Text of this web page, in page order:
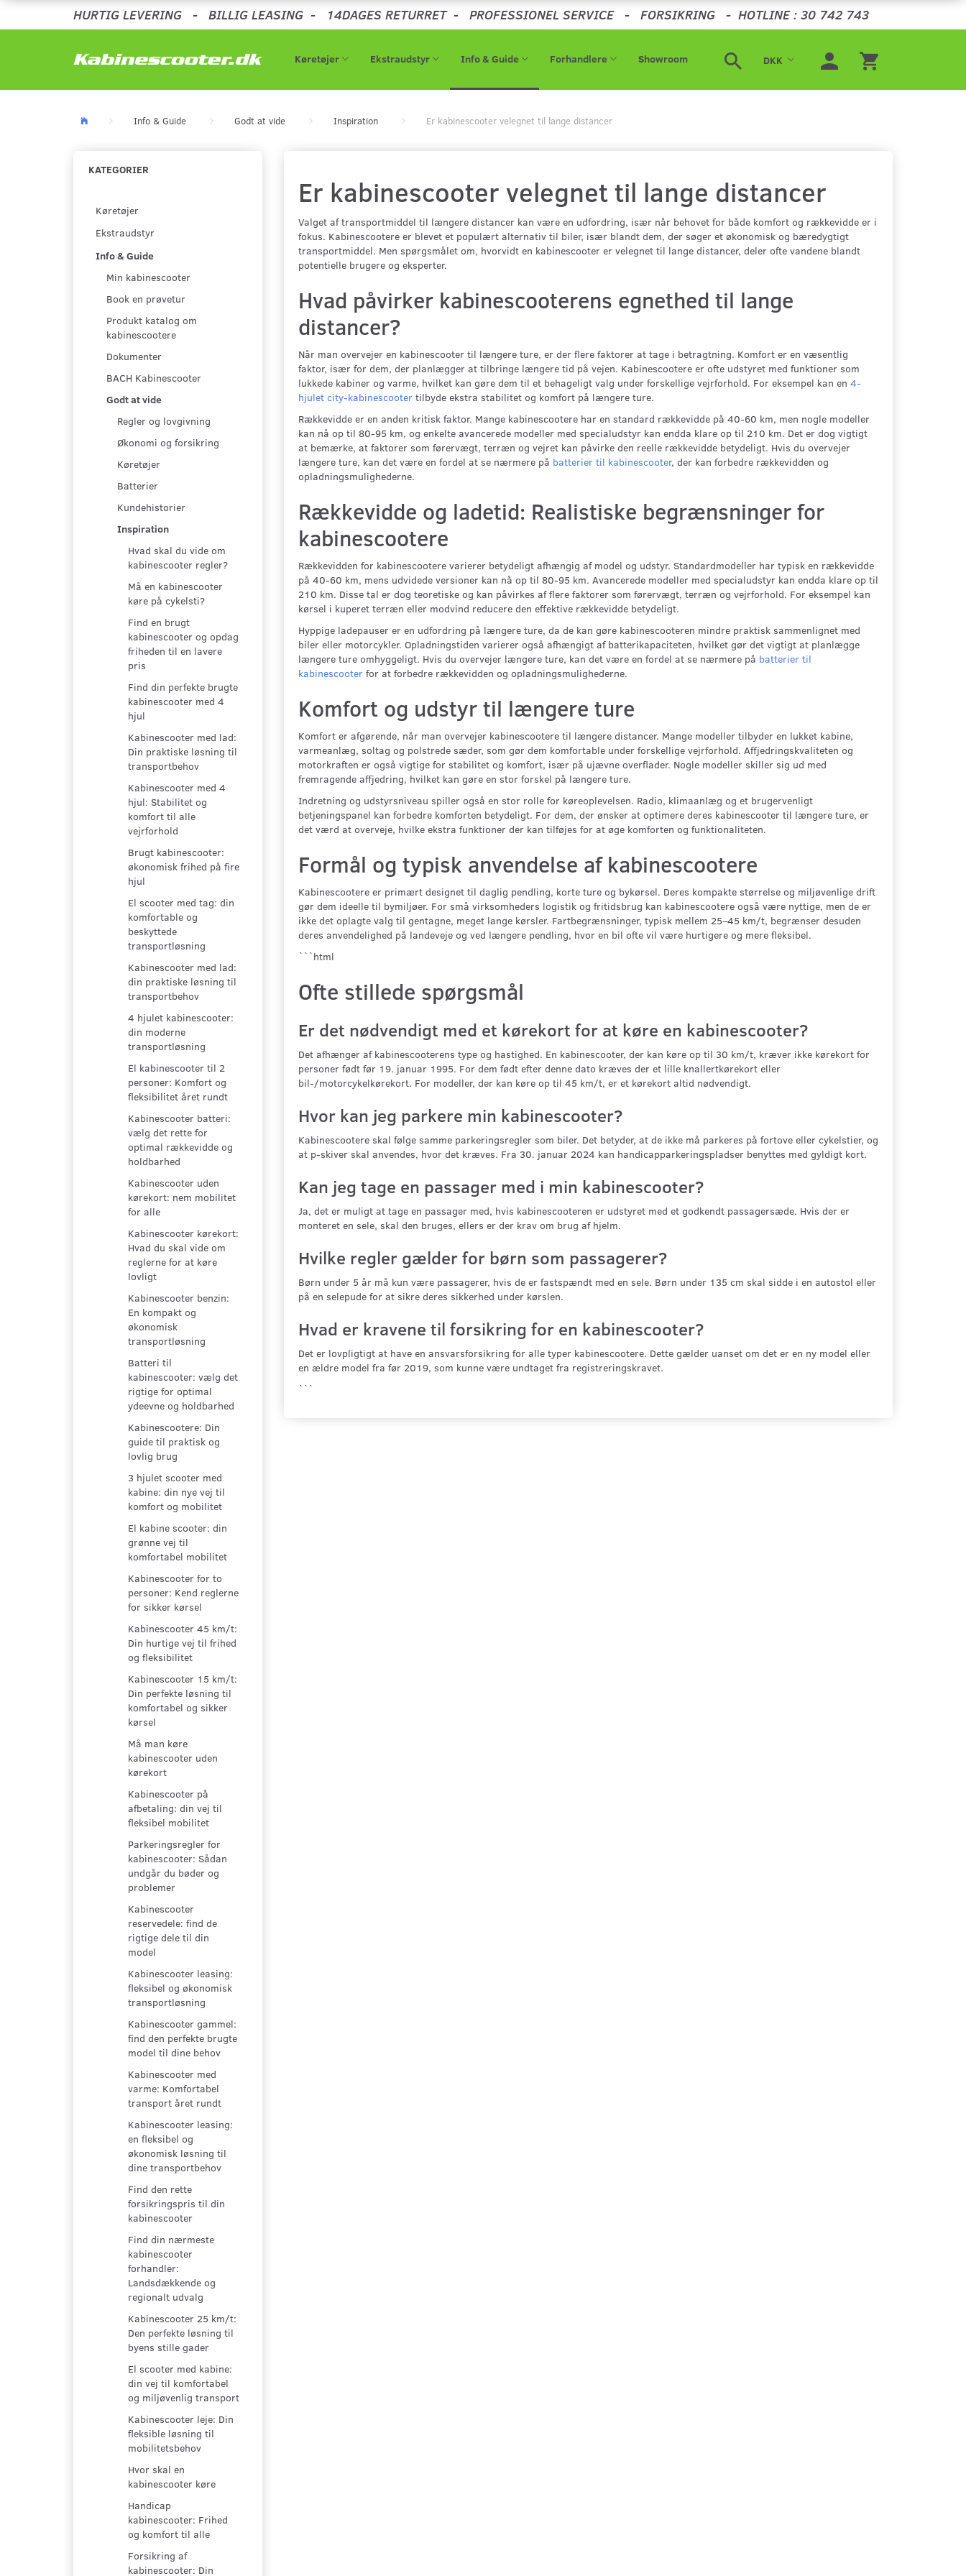
HURTIG LEVERING - BILLIG LEASING - 14DAGES RETURRET- PROFESSIONEL SERVICE- FORSIKRING - HOTLINE : 30 742 743
DKK
Køretøjer Ekstraudstyr Info & Guide Forhandlere Showroom
Info & Guide Godt at vide Inspiration Er kabinescooter velegnet til lange distancer
KATEGORIER
Køretøjer
Ekstraudstyr
Info & Guide
Min kabinescooter
Book en prøvetur
Produkt katalog om
kabinescootere
Dokumenter
BACH Kabinescooter
Godt at vide
Regler og lovgivning
Økonomi og forsikring
Køretøjer
Batterier
Kundehistorier
Inspiration
Hvad skal du vide om
kabinescooter regler?
Må en kabinescooter
køre på cykelsti?
Find en brugt
kabinescooter og opdag
friheden til en lavere
pris
Find din perfekte brugte
kabinescooter med 4
hjul
Kabinescooter med lad:
Din praktiske løsning til
transportbehov
Kabinescooter med 4
hjul: Stabilitet og
komfort til alle
vejrforhold
Brugt kabinescooter:
økonomisk frihed på fire
hjul
El scooter med tag: din
komfortable og
beskyttede
transportløsning
Kabinescooter med lad:
din praktiske løsning til
transportbehov
4 hjulet kabinescooter:
din moderne
transportløsning
El kabinescooter til 2
personer: Komfort og
fleksibilitet året rundt
Kabinescooter batteri:
vælg det rette for
optimal rækkevidde og
holdbarhed
Kabinescooter uden
kørekort: nem mobilitet
for alle
Kabinescooter kørekort:
Hvad du skal vide om
reglerne for at køre
lovligt
Kabinescooter benzin:
En kompakt og
økonomisk
transportløsning
Batteri til
kabinescooter: vælg det
rigtige for optimal
ydeevne og holdbarhed
Kabinescootere: Din
guide til praktisk og
lovlig brug
3 hjulet scooter med
kabine: din nye vej til
komfort og mobilitet
El kabine scooter: din
grønne vej til
komfortabel mobilitet
Kabinescooter for to
personer: Kend reglerne
for sikker kørsel
Kabinescooter 45 km/t:
Din hurtige vej til frihed
og fleksibilitet
Kabinescooter 15 km/t:
Din perfekte løsning til
komfortabel og sikker
kørsel
Må man køre
kabinescooter uden
kørekort
Kabinescooter på
afbetaling: din vej til
fleksibel mobilitet
Parkeringsregler for
kabinescooter: Sådan
undgår du bøder og
problemer
Kabinescooter
reservedele: find de
rigtige dele til din
model
Kabinescooter leasing:
fleksibel og økonomisk
transportløsning
Kabinescooter gammel:
find den perfekte brugte
model til dine behov
Kabinescooter med
varme: Komfortabel
transport året rundt
Kabinescooter leasing:
en fleksibel og
økonomisk løsning til
dine transportbehov
Find den rette
forsikringspris til din
kabinescooter
Find din nærmeste
kabinescooter
forhandler:
Landsdækkende og
regionalt udvalg
Kabinescooter 25 km/t:
Den perfekte løsning til
byens stille gader
El scooter med kabine:
din vej til komfortabel
og miljøvenlig transport
Kabinescooter leje: Din
fleksible løsning til
mobilitetsbehov
Hvor skal en
kabinescooter køre
Handicap
kabinescooter: Frihed
og komfort til alle
Forsikring af
kabinescooter: Din
Er kabinescooter velegnet til lange distancer
Valget af transportmiddel til længere distancer kan være en udfordring, især når behovet for både komfort og rækkevidde er i
fokus. Kabinescootere er blevet et populært alternativ til biler, især blandt dem, der søger et økonomisk og bæredygtigt
transportmiddel. Men spørgsmålet om, hvorvidt en kabinescooter er velegnet til lange distancer, deler ofte vandene blandt
potentielle brugere og eksperter.
Hvad påvirker kabinescooterens egnethed til lange
distancer?
Når man overvejer en kabinescooter til længere ture, er der flere faktorer at tage i betragtning. Komfort er en væsentlig
faktor, især for dem, der planlægger at tilbringe længere tid på vejen. Kabinescootere er ofte udstyret med funktioner som
lukkede kabiner og varme, hvilket kan gøre dem til et behageligt valg under forskellige vejrforhold. For eksempel kan en 4-
hjulet city-kabinescootertilbyde ekstra stabilitet og komfort på længere ture.
Rækkevidde er en anden kritisk faktor. Mange kabinescootere har en standard rækkevidde på 40-60 km, men nogle modeller
kan nå op til 80-95 km, og enkelte avancerede modeller med specialudstyr kan endda klare op til 210 km. Det er dog vigtigt
at bemærke, at faktorer som førervægt, terræn og vejret kan påvirke den reelle rækkevidde betydeligt. Hvis du overvejer
længere ture, kan det være en fordel at se nærmere på batterier til kabinescooter, der kan forbedre rækkevidden og
opladningsmulighederne.
Rækkevidde og ladetid: Realistiske begrænsninger for
kabinescootere
Rækkevidden for kabinescootere varierer betydeligt afhængig af model og udstyr. Standardmodeller har typisk en rækkevidde
på 40-60 km, mens udvidede versioner kan nå op til 80-95 km. Avancerede modeller med specialudstyr kan endda klare op til
210 km. Disse tal er dog teoretiske og kan påvirkes af flere faktorer som førervægt, terræn og vejrforhold. For eksempel kan
kørsel i kuperet terræn eller modvind reducere den effektive rækkevidde betydeligt.
Hyppige ladepauser er en udfordring på længere ture, da de kan gøre kabinescooteren mindre praktisk sammenlignet med
biler eller motorcykler. Opladningstiden varierer også afhængigt af batterikapaciteten, hvilket gør det vigtigt at planlægge
længere ture omhyggeligt. Hvis du overvejer længere ture, kan det være en fordel at se nærmere på batterier til
kabinescooterfor at forbedre rækkevidden og opladningsmulighederne.
Komfort og udstyr til længere ture
Komfort er afgørende, når man overvejer kabinescootere til længere distancer. Mange modeller tilbyder en lukket kabine,
varmeanlæg, soltag og polstrede sæder, som gør dem komfortable under forskellige vejrforhold. Affjedringskvaliteten og
motorkraften er også vigtige for stabilitet og komfort, især på ujævne overflader. Nogle modeller skiller sig ud med
fremragende affjedring, hvilket kan gøre en stor forskel på længere ture.
Indretning og udstyrsniveau spiller også en stor rolle for køreoplevelsen. Radio, klimaanlæg og et brugervenligt
betjeningspanel kan forbedre komforten betydeligt. For dem, der ønsker at optimere deres kabinescooter til længere ture, er
det værd at overveje, hvilke ekstra funktioner der kan tilføjes for at øge komforten og funktionaliteten.
Formål og typisk anvendelse af kabinescootere
Kabinescootere er primært designet til daglig pendling, korte ture og bykørsel. Deres kompakte størrelse og miljøvenlige drift
gør dem ideelle til bymiljøer. For små virksomheders logistik og fritidsbrug kan kabinescootere også være nyttige, men de er
ikke det oplagte valg til gentagne, meget lange kørsler. Fartbegrænsninger, typisk mellem 25–45 km/t, begrænser desuden
deres anvendelighed på landeveje og ved længere pendling, hvor en bil ofte vil være hurtigere og mere fleksibel.
```html
Ofte stillede spørgsmål
Er det nødvendigt med et kørekort for at køre en kabinescooter?
Det afhænger af kabinescooterens type og hastighed. En kabinescooter, der kan køre op til 30 km/t, kræver ikke kørekort for
personer født før 19. januar 1995. For dem født efter denne dato kræves der et lille knallertkørekort eller
bil-/motorcykelkørekort. For modeller, der kan køre op til 45 km/t, er et kørekort altid nødvendigt.
Hvor kan jeg parkere min kabinescooter?
Kabinescootere skal følge samme parkeringsregler som biler. Det betyder, at de ikke må parkeres på fortove eller cykelstier, og
at p-skiver skal anvendes, hvor det kræves. Fra 30. januar 2024 kan handicapparkeringspladser benyttes med gyldigt kort.
Kan jeg tage en passager med i min kabinescooter?
Ja, det er muligt at tage en passager med, hvis kabinescooteren er udstyret med et godkendt passagersæde. Hvis der er
monteret en sele, skal den bruges, ellers er der krav om brug af hjelm.
Hvilke regler gælder for børn som passagerer?
Børn under 5 år må kun være passagerer, hvis de er fastspændt med en sele. Børn under 135 cm skal sidde i en autostol eller
på en selepude for at sikre deres sikkerhed under kørslen.
Hvad er kravene til forsikring for en kabinescooter?
Det er lovpligtigt at have en ansvarsforsikring for alle typer kabinescootere. Dette gælder uanset om det er en ny model eller
en ældre model fra før 2019, som kunne være undtaget fra registreringskravet.
```